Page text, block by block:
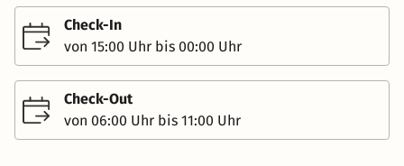
Check-In
von 15:00 Uhr bis 00:00 Uhr
Check-Out
von 06:00 Uhr bis 11:00 Uhr